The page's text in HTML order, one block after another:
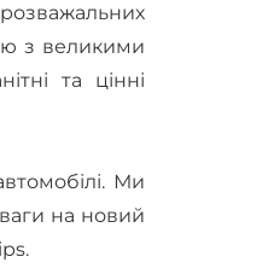
з великими
та цінні
Ми
на новий